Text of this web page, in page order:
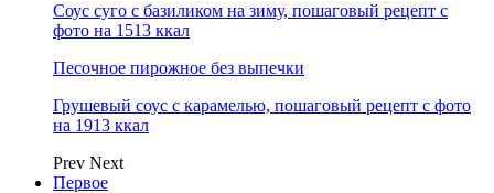
Соус суго с базиликом на зиму, пошаговый рецепт с
фото на 1513 ккал
Песочное пирожное без выпечки
Грушевый соус с карамелью, пошаговый рецепт с фото
на 1913 ккал
Prev Next
Первое